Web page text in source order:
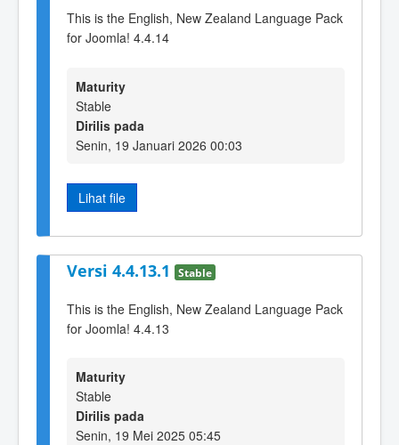
This is the English, New Zealand Language Pack
for Joomla! 4.4.14
Maturity
Stable
Dirilis pada
Senin, 19 Januari 2026 00:03
Lihat file
Versi 4.4.13.1 Stable
This is the English, New Zealand Language Pack
for Joomla! 4.4.13
Maturity
Stable
Dirilis pada
Senin, 19 Mei 2025 05:45